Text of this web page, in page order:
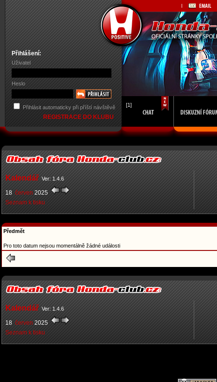
Přihlášení:
Uživatel
Heslo
Přihlásit automaticky při příští návštěvě
REGISTRACE DO KLUBU
[1]
Kalendář Ver: 1.4.6
18 červen 2025
Seznam k tisku
Předmět
Pro toto datum nejsou momentálně žádné události
Kalendář Ver: 1.4.6
18 červen 2025
Seznam k tisku